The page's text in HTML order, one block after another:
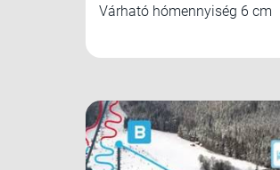
Várható hómennyiség 6 cm